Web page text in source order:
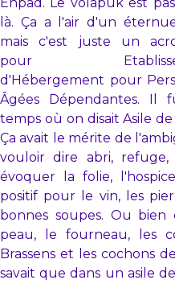
là. Ça a l'air d'un
mais c'est juste un
pour
d'Hébergement pour
Âgées Dépendantes. Il
temps où on disait Asile de
Ça avait le mérite de
vouloir dire abri,
évoquer la folie,
positif pour le vin, les
bonnes soupes. Ou
peau, le fourneau, les
Brassens et les cochons
savait que dans un asile